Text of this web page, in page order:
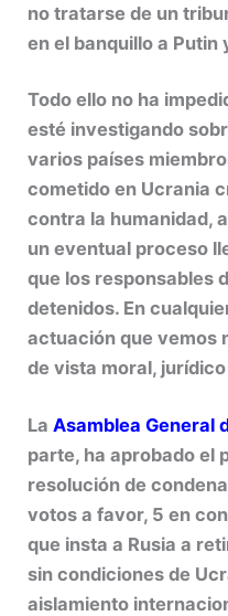
no tratarse de un
en el banquillo a Putin
Todo ello no ha
esté investigando
varios países
cometido en Ucrania
contra la humanidad,
un eventual proceso
que los responsables
detenidos. En
actuación que vemos
de vista moral,
LaAsamblea General
parte, ha aprobado el
resolución de
votos a favor, 5 en
que insta a Rusia a
sin condiciones de
aislamiento